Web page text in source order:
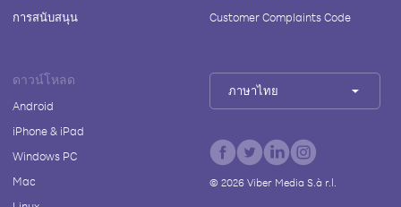
การสนับสนุน
Customer Complaints Code
ดาวน์โหลด
Android
iPhone & iPad
Windows PC
Mac
ภาษาไทย
© 2026Viber Media S.à r.l.